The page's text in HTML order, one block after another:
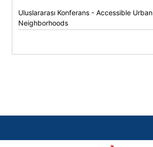
Uluslararası Konferans - Accessible Urban
Neighborhoods